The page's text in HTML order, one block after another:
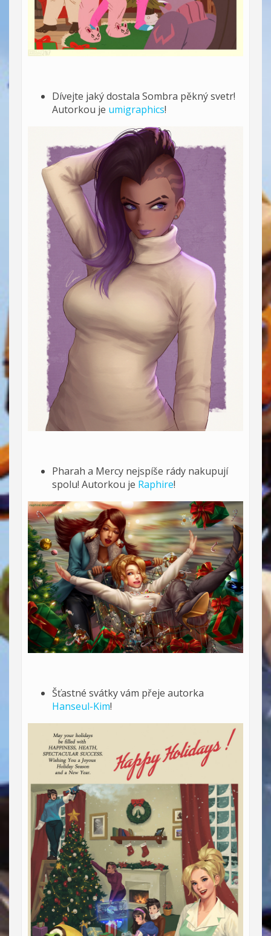
Dívejte jaký dostala Sombra pěkný svetr!
Autorkou je umigraphics!
Pharah a Mercy nejspíše rády nakupují
spolu! Autorkou je Raphire!
Šťastné svátky vám přeje autorka
Hanseul-Kim!